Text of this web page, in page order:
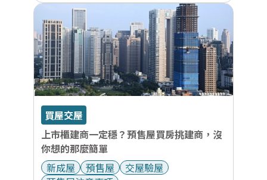
買屋交屋
上市櫃建商一定穩？預售屋買房挑建商，沒
你想的那麼簡單
新成屋
預售屋
交屋驗屋